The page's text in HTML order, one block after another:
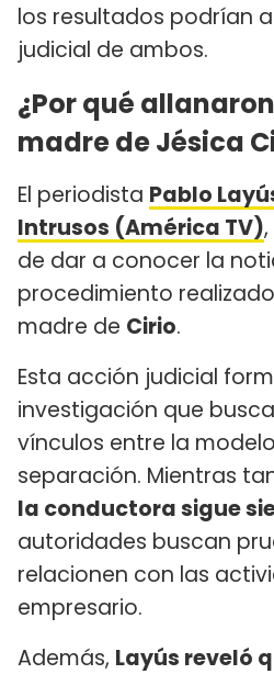
los resultados podrían
judicial de ambos.
¿Por qué
madre de Jésica
El periodista Pablo
Intrusos (América TV)
de dar a conocer la
procedimiento
madre de Cirio.
Esta acción judicial
investigación que
vínculos entre la
separación. Mientras
la conductora sigue
autoridades buscan
relacionen con las
empresario.
Además, Layús reveló